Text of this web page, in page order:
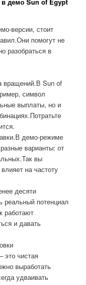
версии, стоит
помогут не
разобраться в
вращений.В Sun of
символ
выплаты, но и
демо-режиме
варианты: от
вы
на частоту
десяти
реальный потенциал
работают
и давать
это чистая
выработать
удваивать